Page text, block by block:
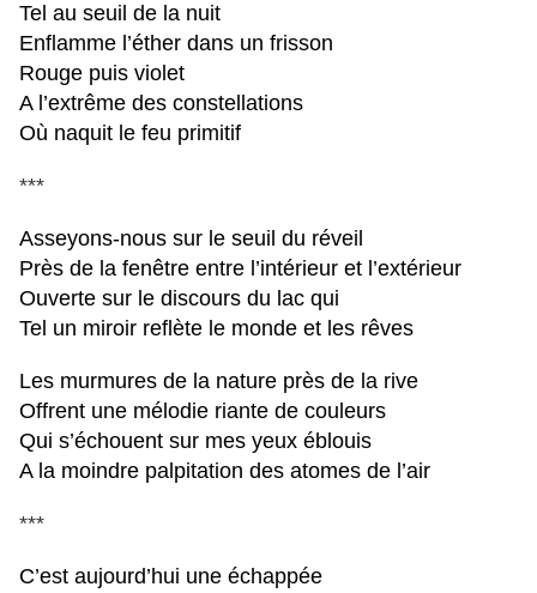
Tel au seuil de la nuit
Enflamme l’éther dans un frisson
Rouge puis violet
A l’extrême des constellations
Où naquit le feu primitif
***
Asseyons-nous sur le seuil du réveil
Près de la fenêtre entre l’intérieur et l’extérieur
Ouverte sur le discours du lac qui
Tel un miroir reflète le monde et les rêves
Les murmures de la nature près de la rive
Offrent une mélodie riante de couleurs
Qui s’échouent sur mes yeux éblouis
A la moindre palpitation des atomes de l’air
***
C’est aujourd’hui une échappée